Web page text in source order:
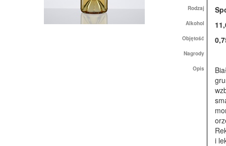
Rodzaj
Alkohol
Objętość
Nagrody
Opis
i